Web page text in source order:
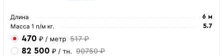
Длина 6 м
Масса 1 п/м кг. 5.7
470 ₽ / метр 517 ₽
82 500 ₽ / тн. 90750 ₽